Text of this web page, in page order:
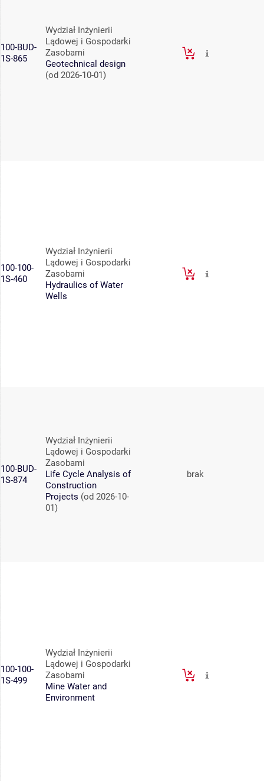
100-BUD-
1S-865
Wydział Inżynierii
Lądowej i Gospodarki
Zasobami
Geotechnical design
(od 2026-10-01)
100-100-
1S-460
Wydział Inżynierii
Lądowej i Gospodarki
Zasobami
Hydraulics of Water
Wells
100-BUD-
1S-874
Wydział Inżynierii
Lądowej i Gospodarki
Zasobami
Life Cycle Analysis of
Construction
Projects (od 2026-10-
01)
brak
100-100-
1S-499
Wydział Inżynierii
Lądowej i Gospodarki
Zasobami
Mine Water and
Environment